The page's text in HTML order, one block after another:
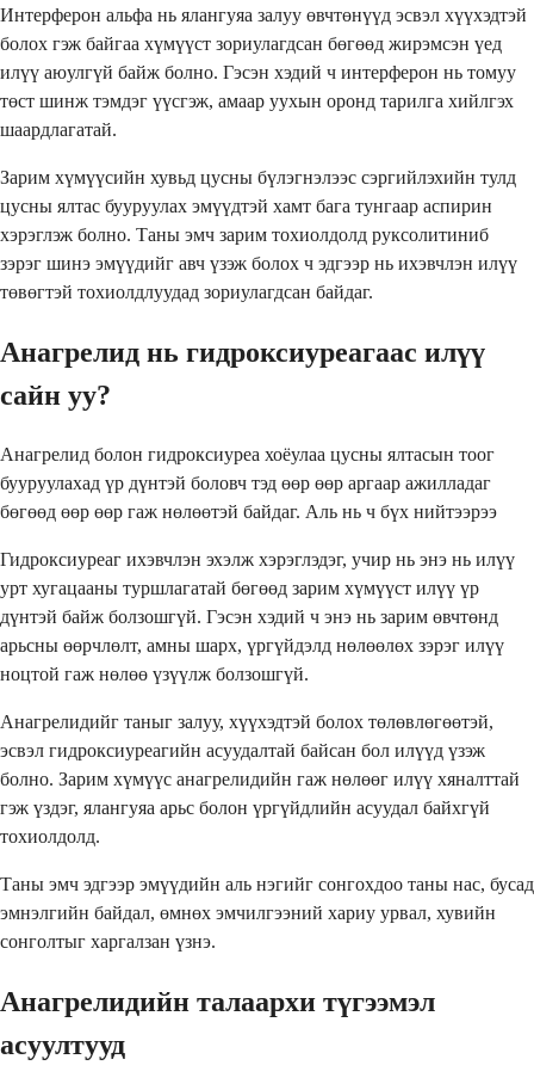
Интерферон альфа нь ялангуяа залуу өвчтөнүүд эсвэл хүүхэдтэй
болох гэж байгаа хүмүүст зориулагдсан бөгөөд жирэмсэн үед
илүү аюулгүй байж болно. Гэсэн хэдий ч интерферон нь томуу
төст шинж тэмдэг үүсгэж, амаар уухын оронд тарилга хийлгэх
шаардлагатай.
Зарим хүмүүсийн хувьд цусны бүлэгнэлээс сэргийлэхийн тулд
цусны ялтас бууруулах эмүүдтэй хамт бага тунгаар аспирин
хэрэглэж болно. Таны эмч зарим тохиолдолд руксолитиниб
зэрэг шинэ эмүүдийг авч үзэж болох ч эдгээр нь ихэвчлэн илүү
төвөгтэй тохиолдлуудад зориулагдсан байдаг.
Анагрелид нь гидроксиуреагаас илүү
сайн уу?
Анагрелид болон гидроксиуреа хоёулаа цусны ялтасын тоог
бууруулахад үр дүнтэй боловч тэд өөр өөр аргаар ажилладаг
бөгөөд өөр өөр гаж нөлөөтэй байдаг. Аль нь ч бүх нийтээрээ
Гидроксиуреаг ихэвчлэн эхэлж хэрэглэдэг, учир нь энэ нь илүү
урт хугацааны туршлагатай бөгөөд зарим хүмүүст илүү үр
дүнтэй байж болзошгүй. Гэсэн хэдий ч энэ нь зарим өвчтөнд
арьсны өөрчлөлт, амны шарх, үргүйдэлд нөлөөлөх зэрэг илүү
ноцтой гаж нөлөө үзүүлж болзошгүй.
Анагрелидийг таныг залуу, хүүхэдтэй болох төлөвлөгөөтэй,
эсвэл гидроксиуреагийн асуудалтай байсан бол илүүд үзэж
болно. Зарим хүмүүс анагрелидийн гаж нөлөөг илүү хяналттай
гэж үздэг, ялангуяа арьс болон үргүйдлийн асуудал байхгүй
тохиолдолд.
Таны эмч эдгээр эмүүдийн аль нэгийг сонгохдоо таны нас, бусад
эмнэлгийн байдал, өмнөх эмчилгээний хариу урвал, хувийн
сонголтыг харгалзан үзнэ.
Анагрелидийн талаархи түгээмэл
асуултууд